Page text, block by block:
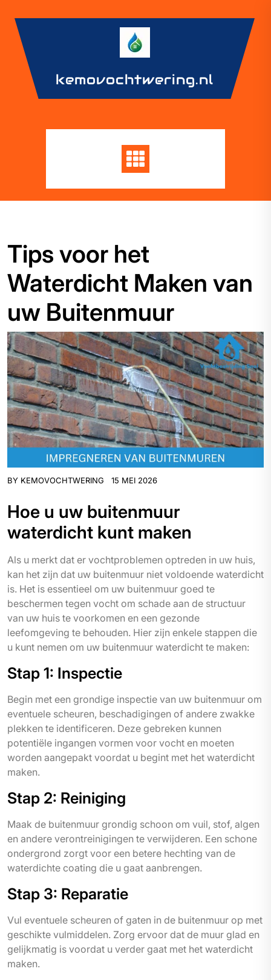
content
kemovochtwering.nl
Tips voor het
Waterdicht Maken van
uw Buitenmuur
BY KEMOVOCHTWERING 15 MEI 2026
Hoe u uw buitenmuur
waterdicht kunt maken
Als u merkt dat er vochtproblemen optreden in uw huis,
kan het zijn dat uw buitenmuur niet voldoende waterdicht
is. Het is essentieel om uw buitenmuur goed te
beschermen tegen vocht om schade aan de structuur
van uw huis te voorkomen en een gezonde
leefomgeving te behouden. Hier zijn enkele stappen die
u kunt nemen om uw buitenmuur waterdicht te maken:
Stap 1: Inspectie
Begin met een grondige inspectie van uw buitenmuur om
eventuele scheuren, beschadigingen of andere zwakke
plekken te identificeren. Deze gebreken kunnen
potentiële ingangen vormen voor vocht en moeten
worden aangepakt voordat u begint met het waterdicht
maken.
Stap 2: Reiniging
Maak de buitenmuur grondig schoon om vuil, stof, algen
en andere verontreinigingen te verwijderen. Een schone
ondergrond zorgt voor een betere hechting van de
waterdichte coating die u gaat aanbrengen.
Stap 3: Reparatie
Vul eventuele scheuren of gaten in de buitenmuur op met
geschikte vulmiddelen. Zorg ervoor dat de muur glad en
gelijkmatig is voordat u verder gaat met het waterdicht
maken.